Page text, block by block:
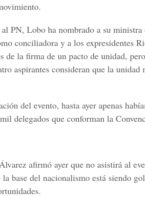
PN, Lobo ha nombrado a su
conciliadora y a los expresidentes
de la firma de un pacto de unidad,
aspirantes consideran que la unidad
del evento, hasta ayer apenas
delegados que conforman la
afirmó ayer que no asistirá al
base del nacionalismo está siendo